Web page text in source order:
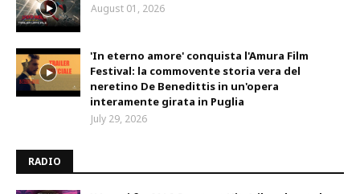
August 01, 2026
'In eterno amore' conquista l'Amura Film
Festival: la commovente storia vera del
neretino De Benedittis in un'opera
interamente girata in Puglia
July 29, 2026
RADIO